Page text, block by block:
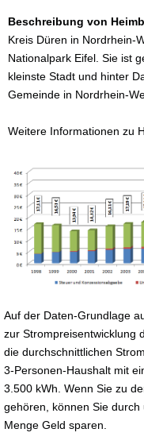
Beschreibung von
Kreis Düren in Nordrhein-
Nationalpark Eifel. Sie ist
kleinste Stadt und hinter
Gemeinde in Nordrhein-
Weitere Informationen zu
Auf der Daten-Grundlage
zur Strompreisentwicklung
die durchschnittlichen
3-Personen-Haushalt mit
3.500 kWh. Wenn Sie zu
gehören, können Sie
Menge Geld sparen.